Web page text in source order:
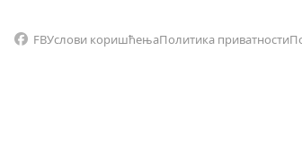
FBУслови коришћењаПолитика приватности